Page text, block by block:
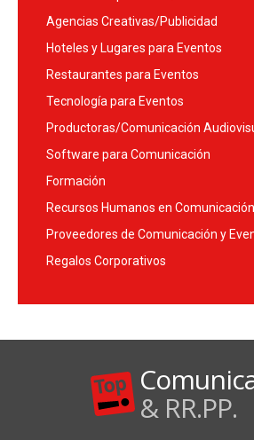
Agencias Creativas/Publicidad
Hoteles y Lugares para Eventos
Restaurantes para Eventos
Tecnología para Eventos
Productoras/Comunicación
Software para Comunicación
Formación
Recursos Humanos en Comunicación
Proveedores de Comunicación y
Regalos Corporativos
& RR.PP.